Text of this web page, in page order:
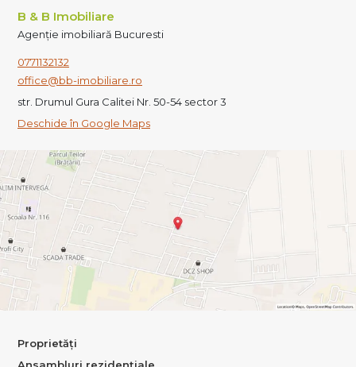
B & B Imobiliare
Agenție imobiliară Bucuresti
0771132132
office@bb-imobiliare.ro
str. Drumul Gura Calitei Nr. 50-54 sector 3
Deschide în Google Maps
Proprietăți
Ansambluri rezidențiale